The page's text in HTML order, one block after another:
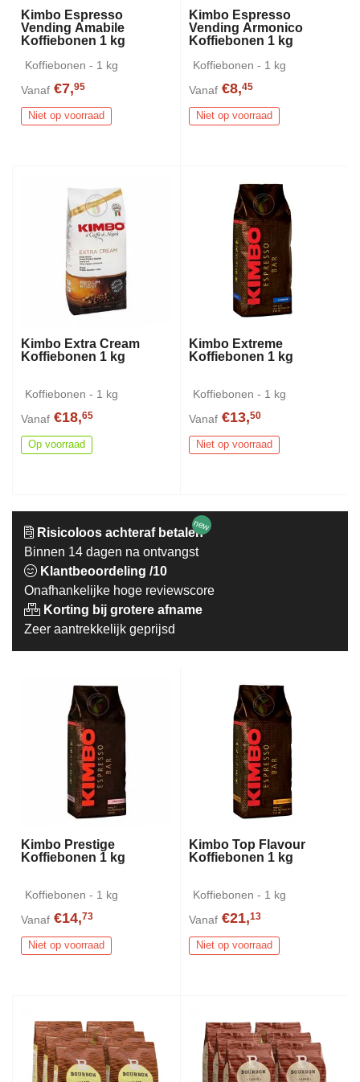
Kimbo Espresso
Vending Amabile
Koffiebonen 1 kg
Koffiebonen - 1 kg
Vanaf €7,95
Niet op voorraad
Kimbo Espresso
Vending Armonico
Koffiebonen 1 kg
Koffiebonen - 1 kg
Vanaf €8,45
Niet op voorraad
Kimbo Extra Cream
Koffiebonen 1 kg
Koffiebonen - 1 kg
Vanaf €18,65
Op voorraad
Kimbo Extreme
Koffiebonen 1 kg
Koffiebonen - 1 kg
Vanaf €13,50
Niet op voorraad
Risicoloos achteraf betalen
Binnen 14 dagen na ontvangst
new
Klantbeoordeling /10
Onafhankelijke hoge reviewscore
Korting bij grotere afname
Zeer aantrekkelijk geprijsd
Kimbo Prestige
Koffiebonen 1 kg
Koffiebonen - 1 kg
Vanaf €14,73
Niet op voorraad
Kimbo Top Flavour
Koffiebonen 1 kg
Koffiebonen - 1 kg
Vanaf €21,13
Niet op voorraad